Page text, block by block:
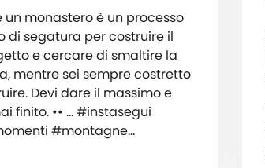
un monastero è un processo
di segatura per costruire il
e cercare di smaltire la
mentre sei sempre costretto
Devi dare il massimo e
finito. •• ... #instasegui
#montagne…